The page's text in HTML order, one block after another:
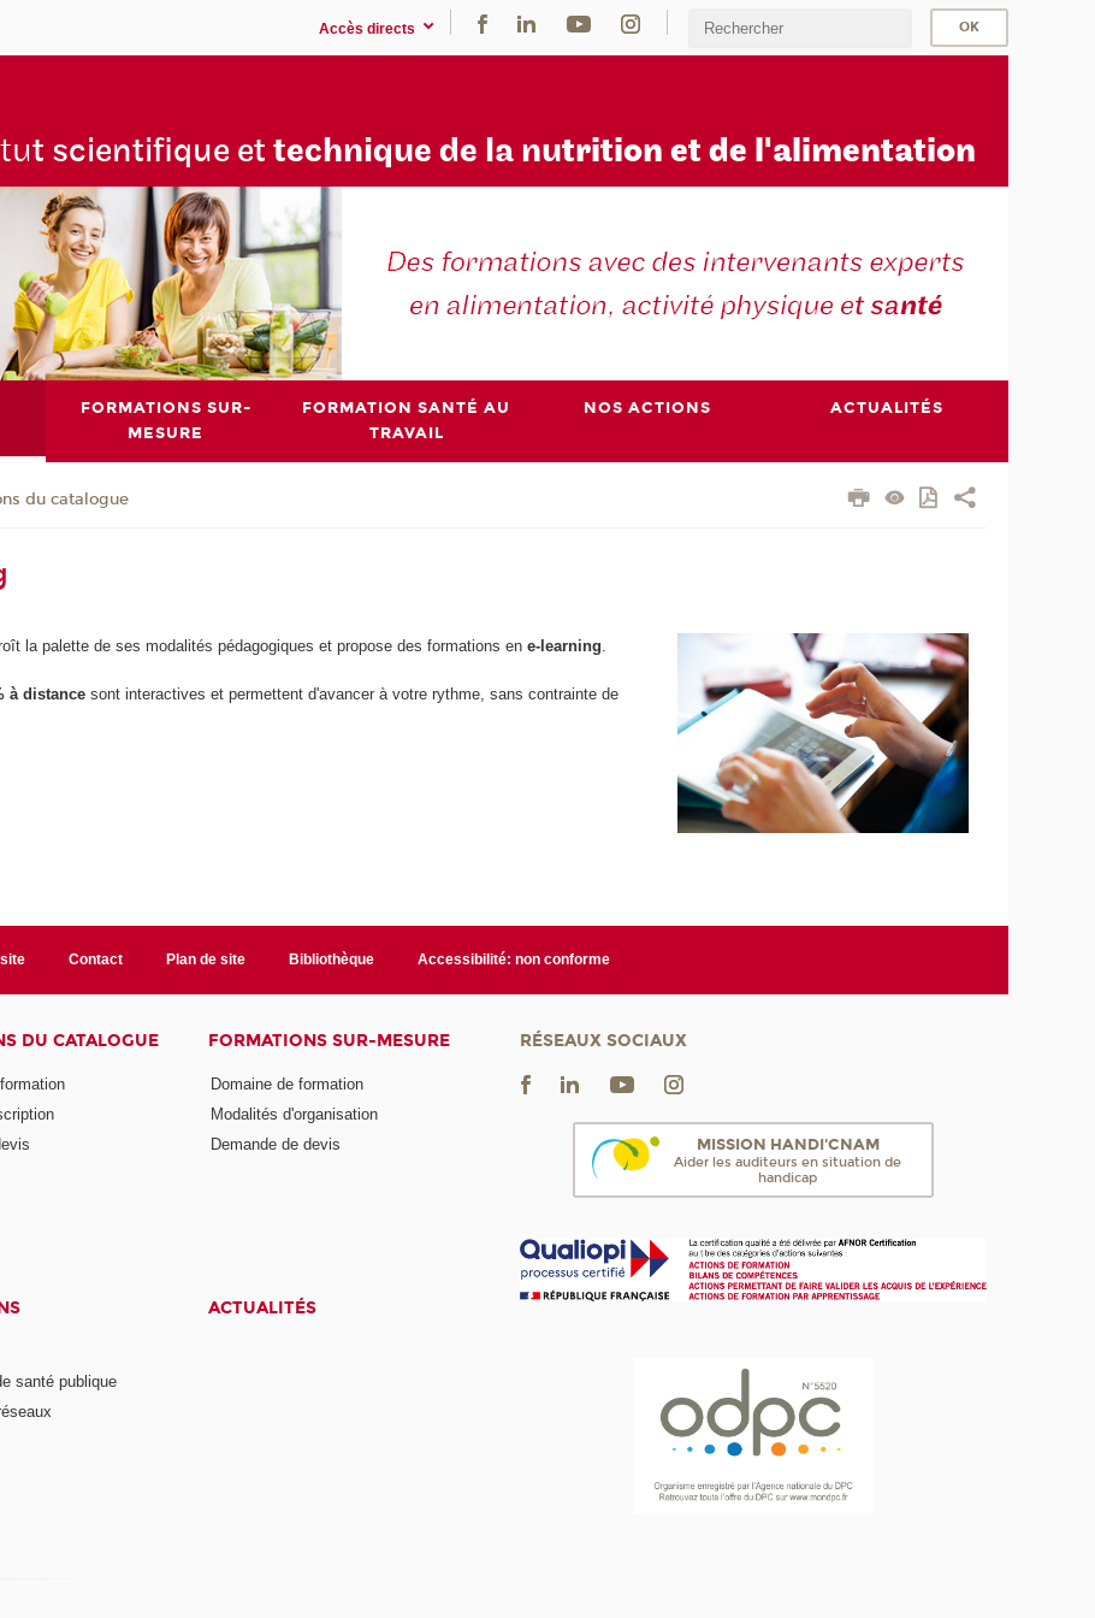
Accès directs
t scientifique et technique de la nutrition et de l'alimentation
FORMATIONS SUR-
MESURE
FORMATION SANTÉ AU
TRAVAIL
NOS ACTIONS ACTUALITÉS
du catalogue
la palette de ses modalités pédagogiques et propose des formations ene-learning
à distance sont interactives et permettent d'avancer à votre rythme, sans contrainte de
Contact Plan de site Bibliothèque Accessibilité: non conforme
DU CATALOGUE FORMATIONS SUR-MESURE
Domaine de formation
Modalités d'organisation
Demande de devis
santé publique
ACTUALITÉS
RÉSEAUX SOCIAUX
MISSION HANDI'CNAM
Aider les auditeurs en situation de
handicap